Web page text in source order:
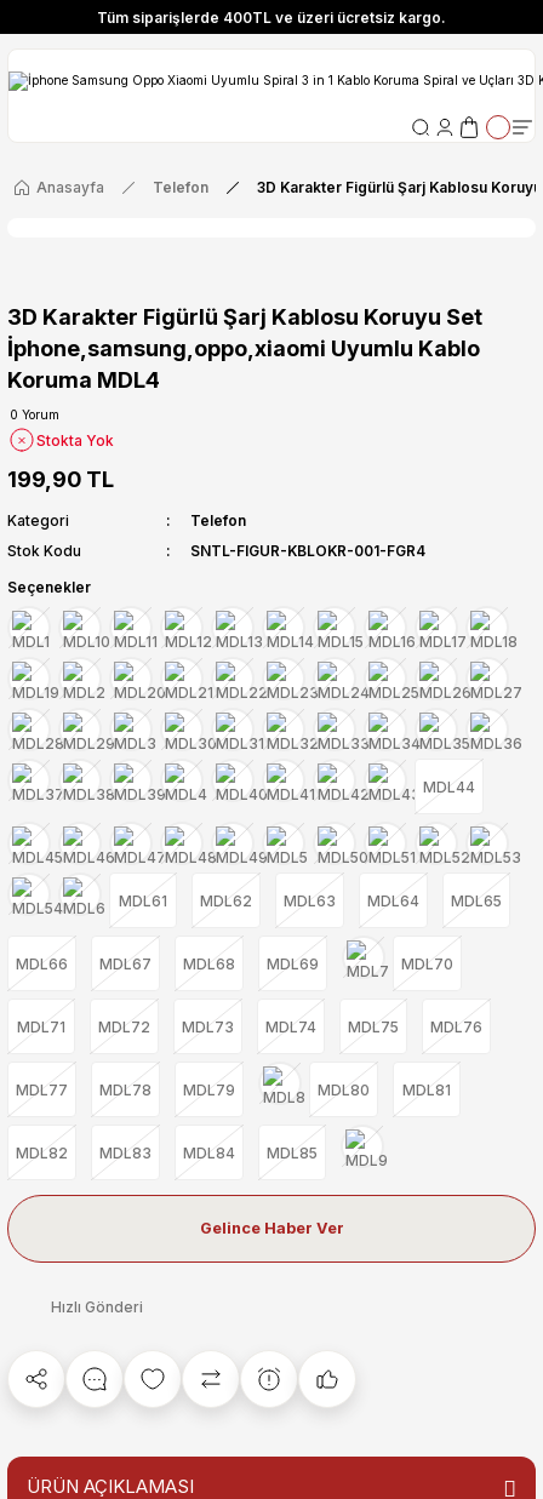
Tüm siparişlerde 400TL ve üzeri ücretsiz kargo.
Özel! YENI10 koduyla 400 TL ve üzeri alışverişlerinizde %10 indirim
Tüm siparişlerde 400TL ve üzeri ücretsiz kargo.
Özel! YENI10 koduyla 400 TL ve üzeri alışverişlerinizde %10 indirim
Anasayfa Telefon 3D Karakter Figürlü Şarj Kablosu
3D Karakter Figürlü Şarj Kablosu Koruyu Set
İphone,samsung,oppo,xiaomi Uyumlu Kablo
Koruma MDL4
0 Yorum
Stokta Yok
199,90 TL
Kategori
Telefon
Stok Kodu
SNTL-FIGUR-KBLOKR-001-FGR4
Seçenekler
MDL44
MDL61 MDL62 MDL63 MDL64 MDL65
MDL66 MDL67 MDL68 MDL69 MDL70
MDL71 MDL72 MDL73 MDL74 MDL75 MDL76
MDL77 MDL78 MDL79 MDL80 MDL81
MDL82 MDL83 MDL84 MDL85
Gelince Haber Ver
Hızlı Gönderi
ÜRÜN AÇIKLAMASI